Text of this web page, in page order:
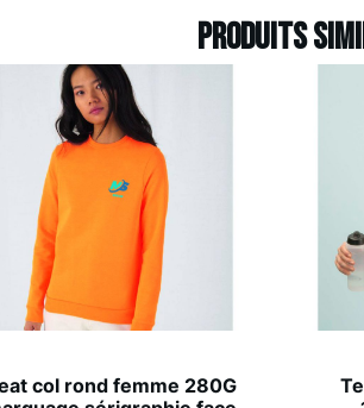
Produits
col rond femme 280G